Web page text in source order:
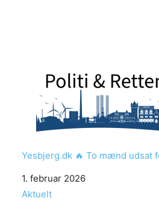
Yesbjerg.dk 🔥 To mænd udsat
Date
1. februar 2026
In relation to
Aktuelt